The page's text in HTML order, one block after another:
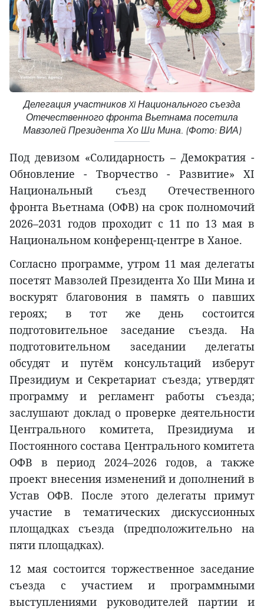
Делегация участников XI Национального съезда
Отечественного фронта Вьетнама посетила
Мавзолей Президента Хо Ши Мина. (Фото: ВИА)
Под девизом «Солидарность – Демократия -
Обновление - Творчество - Развитие» XI
Национальный съезд Отечественного
фронта Вьетнама (ОФВ) на срок полномочий
2026–2031 годов проходит с 11 по 13 мая в
Национальном конференц-центре в Ханое.
Согласно программе, утром 11 мая делегаты
посетят Мавзолей Президента Хо Ши Мина и
воскурят благовония в память о павших
героях; в тот же день состоится
подготовительное заседание съезда. На
подготовительном заседании делегаты
обсудят и путём консультаций изберут
Президиум и Секретариат съезда; утвердят
программу и регламент работы съезда;
заслушают доклад о проверке деятельности
Центрального комитета, Президиума и
Постоянного состава Центрального комитета
ОФВ в период 2024–2026 годов, а также
проект внесения изменений и дополнений в
Устав ОФВ. После этого делегаты примут
участие в тематических дискуссионных
площадках съезда (предположительно на
пяти площадках).
12 мая состоится торжественное заседание
съезда с участием и программными
выступлениями руководителей партии и